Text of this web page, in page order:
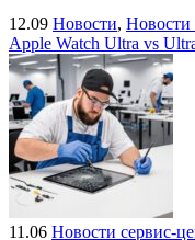
12.09 Новости, Новости
Apple Watch Ultra vs
11.06 Новости сервис-